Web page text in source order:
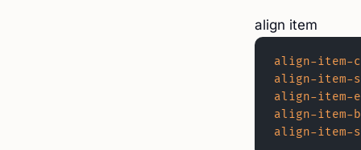
align item
align-item-
align-item-
align-item-
align-item-
align-item-